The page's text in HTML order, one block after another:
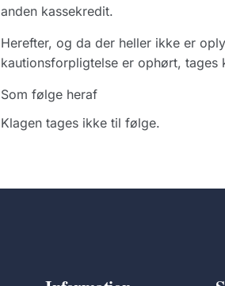
anden kassekredit.
Herefter, og da der heller ikke er
kautionsforpligtelse er ophørt,
Som følge heraf
Klagen tages ikke til følge.